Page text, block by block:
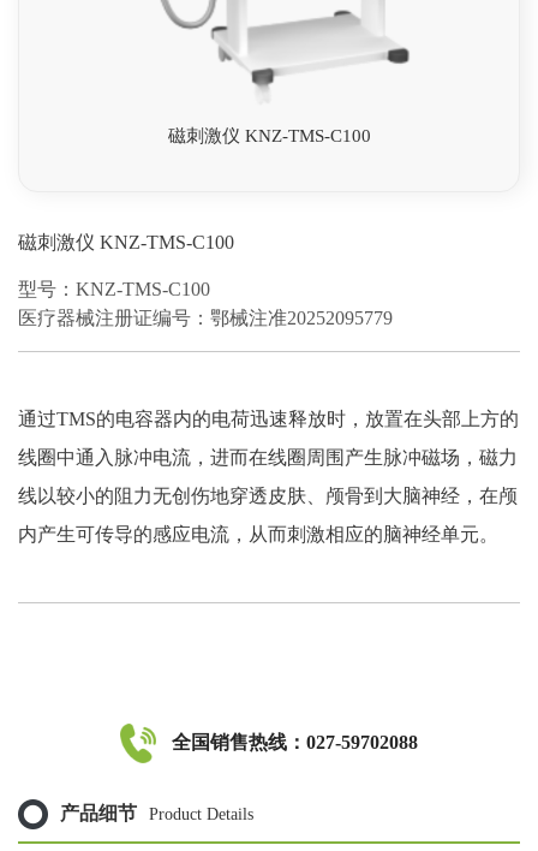
磁刺激仪 KNZ-TMS-C100
磁刺激仪 KNZ-TMS-C100
型号：KNZ-TMS-C100
医疗器械注册证编号：鄂械注准20252095779
通过TMS的电容器内的电荷迅速释放时，放置在头部上方的
线圈中通入脉冲电流，进而在线圈周围产生脉冲磁场，磁力
线以较小的阻力无创伤地穿透皮肤、颅骨到大脑神经，在颅
内产生可传导的感应电流，从而刺激相应的脑神经单元。
全国销售热线：027-59702088
产品细节 Product Details